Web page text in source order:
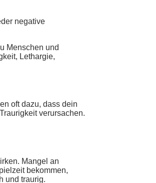
negative
Menschen und
Lethargie,
oft dazu, dass dein
verursachen.
Mangel an
bekommen,
und traurig.